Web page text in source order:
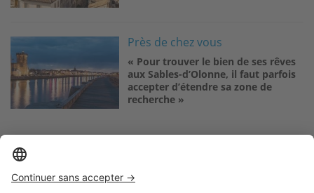
Image Près de chez vous
« Pour trouver le bien de ses rêves
aux Sables-d’Olonne, il faut parfois
accepter d’étendre sa zone de
recherche »